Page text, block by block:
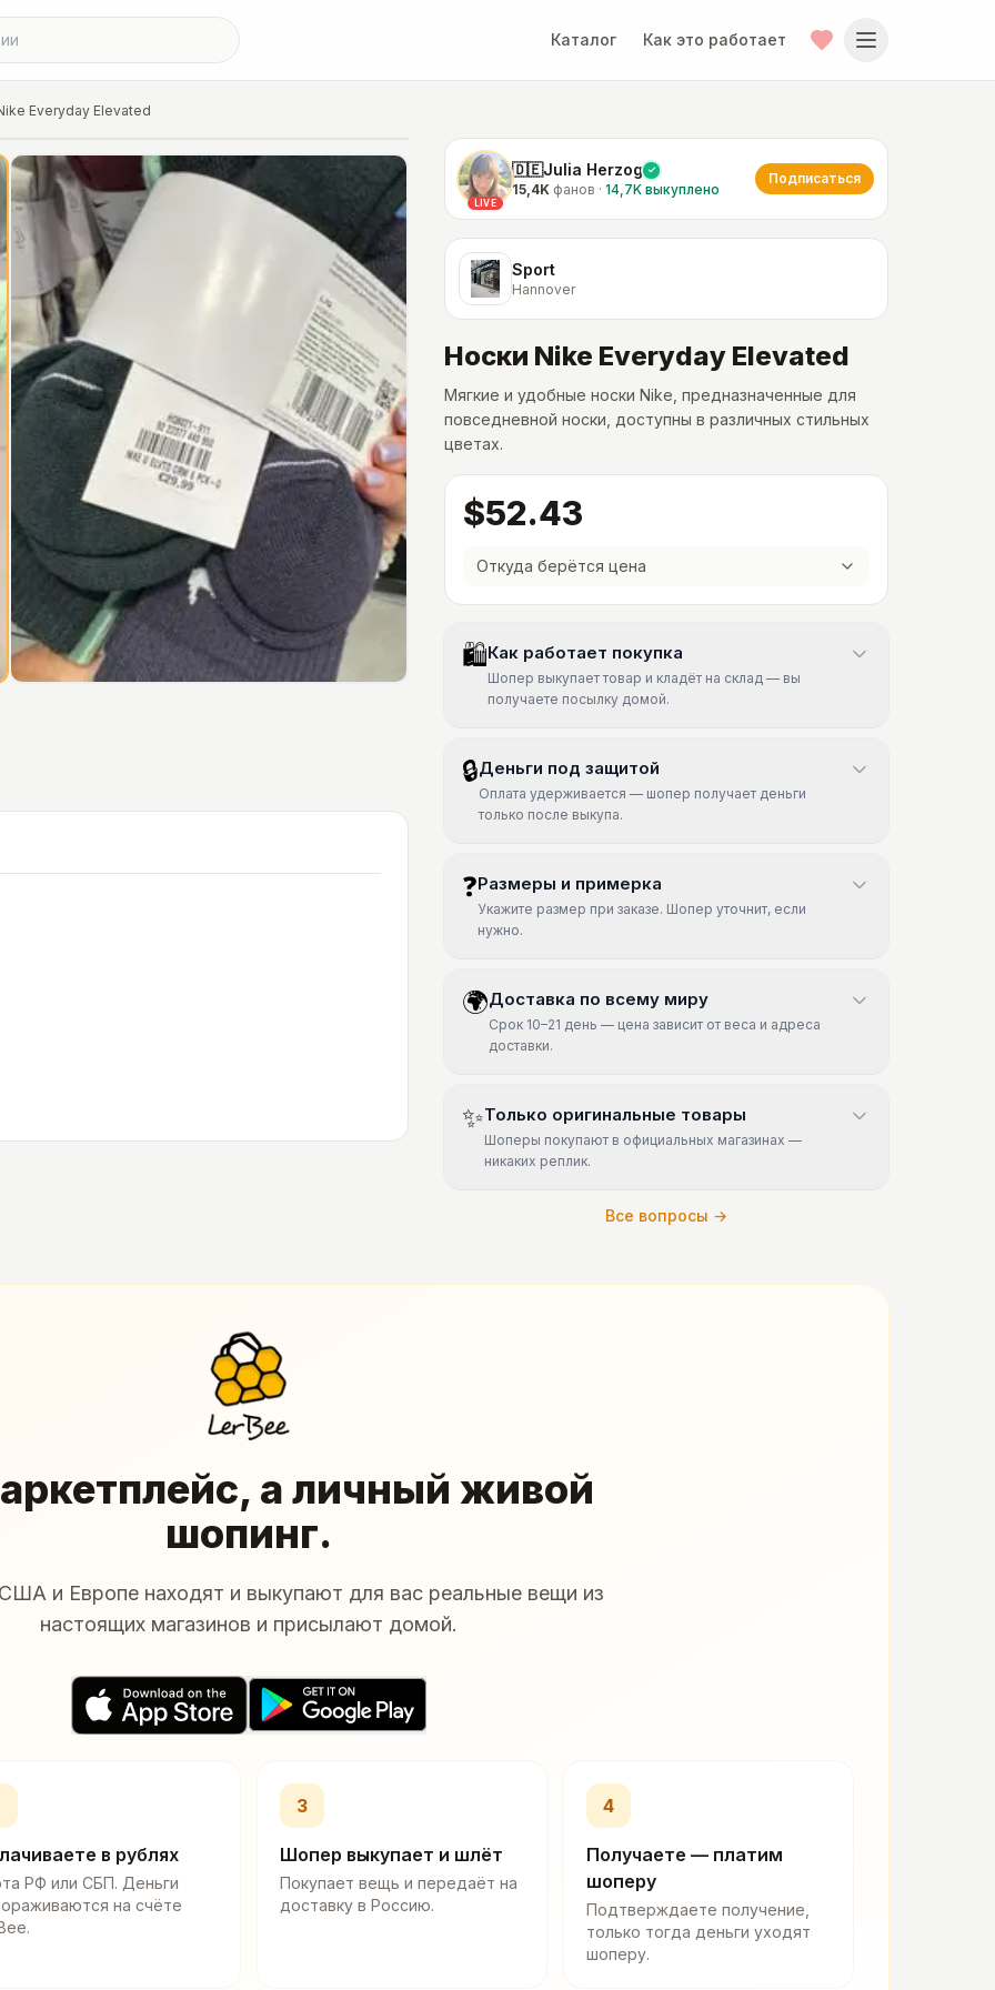
Каталог Как это работает
Everyday Elevated
LIVE
🇩🇪Julia Herzog
15,4K фанов · 14,7K выкуплено
Подписаться
Sport
Hannover
Носки Nike Everyday Elevated
Мягкие и удобные носки Nike, предназначенные для
повседневной носки, доступны в различных стильных
цветах.
$52.43
Откуда берётся цена
🛍Как работает покупка
Шопер выкупает товар и кладёт на склад — вы
получаете посылку домой.
🔒Деньги под защитой
Оплата удерживается — шопер получает деньги
только после выкупа.
❓Размеры и примерка
Укажите размер при заказе. Шопер уточнит, если
нужно.
🌍Доставка по всему миру
Срок 10–21 день — цена зависит от веса и адреса
доставки.
✨Только оригинальные товары
Шоперы покупают в официальных магазинах —
никаких реплик.
Все вопросы →
а личный живой
шопинг.
и Европе находят и выкупают для вас реальные вещи из
настоящих магазинов и присылают домой.
в рублях
РФ или СБП. Деньги
на счёте
3
Шопер выкупает и шлёт
Покупает вещь и передаёт на
доставку в Россию.
4
Получаете — платим
шоперу
Подтверждаете получение,
только тогда деньги уходят
шоперу.